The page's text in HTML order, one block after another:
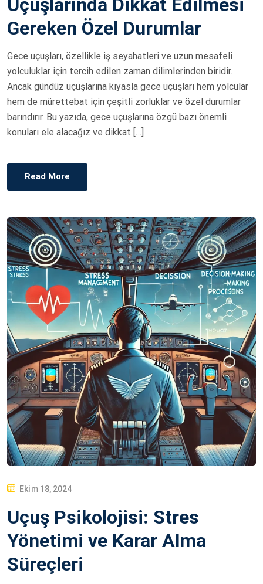
E
D
N
Uçuşlarında Dikkat Edilmesi
Gereken Özel Durumlar
Gece uçuşları, özellikle iş seyahatleri ve uzun mesafeli
yolculuklar için tercih edilen zaman dilimlerinden biridir.
Ancak gündüz uçuşlarına kıyasla gece uçuşları hem yolcular
hem de mürettebat için çeşitli zorluklar ve özel durumlar
barındırır. Bu yazıda, gece uçuşlarına özgü bazı önemli
konuları ele alacağız ve dikkat […]
Read More
P
S
T
E
D
Ekim 18, 2024
Uçuş Psikolojisi: Stres
Yönetimi ve Karar Alma
Süreçleri